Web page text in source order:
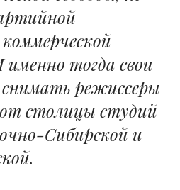
тогда свои
режиссеры
столицы студий
Сибирской и